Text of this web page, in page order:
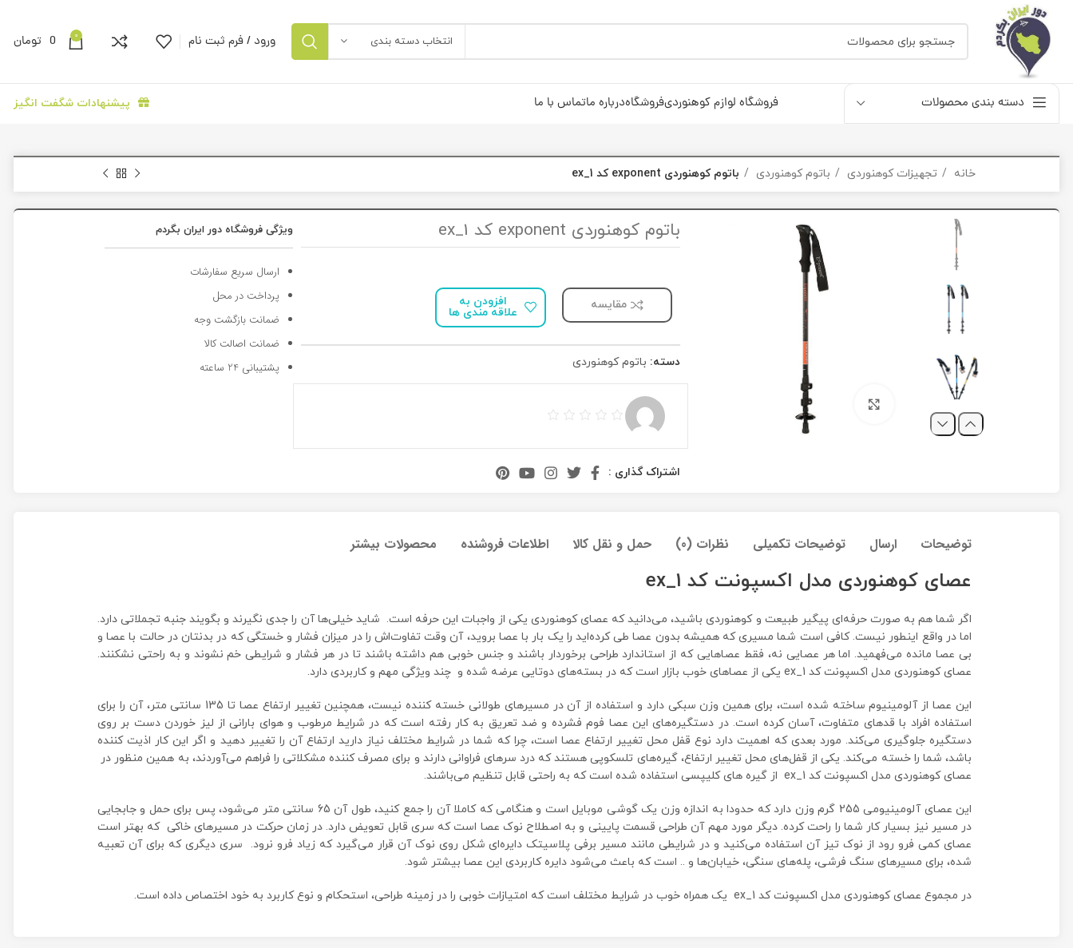
انتخاب دسته بندی ورود / فرم ثبت نام 0
0 تومان
دسته بندی محصولات فروشگاه لوازم کوهنوردیفروشگاهدرباره ماتماس با ما پیشنهادات شگفت انگیز
خانه تجهیزات کوهنوردی باتوم کوهنوردی باتوم کوهنوردی exponent کد ex_1
برای بزرگنمایی کلیک کنید
باتوم کوهنوردی exponent کد ex_1
مقایسه افزودن به
علاقه مندی ها
دسته: باتوم کوهنوردی
اشتراک گذاری :
ویژگی فروشگاه دور ایران بگردم
ارسال سریع سفارشات
پرداخت در محل
ضمانت بازگشت وجه
ضمانت اصالت کالا
پشتیبانی 24 ساعته
توضیحات ارسال توضیحات تکمیلی نظرات (0) حمل و نقل کالا اطلاعات فروشنده محصولات بیشتر
عصای کوهنوردی مدل اکسپونت کد ex_1
اگر شما هم به صورت حرفه‌ای پیگیر طبیعت و کوهنوردی باشید، می‌دانید که عصای کوهنوردی یکی از واجبات این حرفه است. شاید خیلی‌ها آن را جدی نگیرند و بگویند جنبه‌ تجملاتی دارد.
اما در واقع اینطور نیست. کافی است شما مسیری که همیشه بدون عصا طی کرده‌اید را یک بار با عصا بروید، آن وقت تفاوت‌اش را در میزان فشار و خستگی که در بدنتان در حالت با عصا و
بی عصا مانده‌ می‌فهمید. اما هر عصایی نه، فقط عصاهایی که از استاندارد طراحی برخوردار باشند و جنس خوبی هم داشته باشند تا در هر فشار و شرایطی خم نشوند و به راحتی نشکنند.
عصای کوهنوردی مدل اکسپونت کد ex_1 یکی از عصاهای خوب بازار است که در بسته‌های دوتایی عرضه شده و چند ویژگی مهم و کاربردی دارد.
این عصا از آلومینیوم ساخته شده است، برای همین وزن سبکی دارد و استفاده از آن در مسیرهای طولانی خسته کننده نیست، همچنین تغییر ارتفاع عصا تا 135 سانتی متر، آن را برای
استفاده افراد با قد‌های متفاوت، آسان کرده است. در دستگیره‌های این عصا فوم فشرده و ضد تعریق به کار رفته است که در شرایط مرطوب و هوای بارانی از لیز خوردن دست بر روی
دستگیره جلوگیری می‌کند. مورد بعدی که اهمیت دارد نوع قفل محل تغییر ارتفاع عصا است، چرا که شما در شرایط مختلف نیاز دارید ارتفاع آن را تغییر دهید و اگر این کار اذیت کننده
باشد، شما را خسته می‌کند. یکی از قفل‌های محل تغییر ارتفاع، گیره‌های تلسکوپی هستند که درد سرهای فراوانی دارند و برای مصرف کننده مشکلاتی را فراهم می‌آوردند، به همین منظور در
عصای کوهنوردی مدل اکسپونت کد ex_1 از گیره های کلیپسی استفاده شده است که به راحتی قابل تنظیم می‌باشند.
این عصای آلومینیومی 255 گرم وزن دارد که حدودا به اندازه وزن یک گوشی موبایل است و هنگامی که کاملا آن را جمع کنید، طول آن 65 سانتی متر می‌شود، پس برای حمل و جابجایی
در مسیر نیز بسیار کار شما را راحت کرده. دیگر مورد مهم آن طراحی قسمت پایینی و به اصطلاح نوک عصا است که سری قابل تعویض دارد. در زمان حرکت در مسیرهای خاکی که بهتر است
عصای کمی فرو رود از نوک تیز آن استفاده می‌کنید و در شرایطی مانند مسیر برفی پلاسیتک دایره‌ای شکل روی نوک آن قرار می‌گیرد که زیاد فرو نرود. سری دیگری که برای آن تعبیه
شده، برای مسیرهای سنگ فرشی، پله‌های سنگی، خیابان‌ها و .. است که باعث می‌شود دایره کاربردی این عصا بیشتر شود.
در مجموع عصای کوهنوردی مدل اکسپونت کد ex_1 یک همراه خوب در شرایط مختلف است که امتیازات خوبی را در زمینه طراحی، استحکام و نوع کاربرد به خود اختصاص داده است.